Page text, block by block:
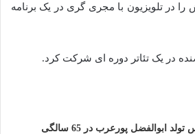
را در تلویزیون با مجری گری در یک برنامه
در یک تئاتر دوره ای شرکت کرد.
ابوالفضل پورعرب در 65 سالگی